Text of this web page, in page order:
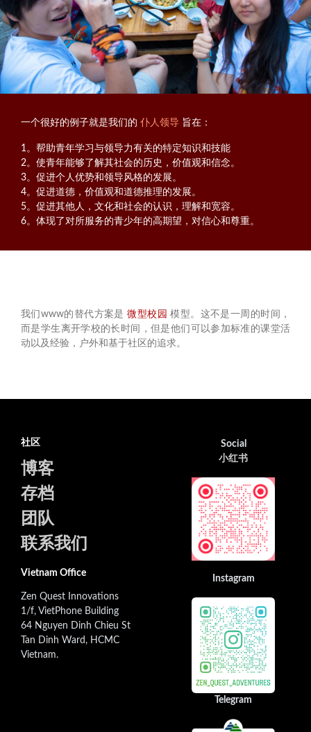
一个很好的例子就是我们的 仆人领导 旨在：
1。帮助青年学习与领导力有关的特定知识和技能
2。使青年能够了解其社会的历史，价值观和信念。
3。促进个人优势和领导风格的发展。
4。促进道德，价值观和道德推理的发展。
5。促进其他人，文化和社会的认识，理解和宽容。
6。体现了对所服务的青少年的高期望，对信心和尊重。
我们www的替代方案是微型校园 模型。这不是一周的时间，
而是学生离开学校的长时间，但是他们可以参加标准的课堂活
动以及经验，户外和基于社区的追求。
社区
博客
存档
团队
联系我们
Vietnam Office
Zen Quest Innovations
1/f, VietPhone Building
64 Nguyen Dinh Chieu St
Tan Dinh Ward, HCMC
Vietnam.
Social
小红书
Instagram
Telegram